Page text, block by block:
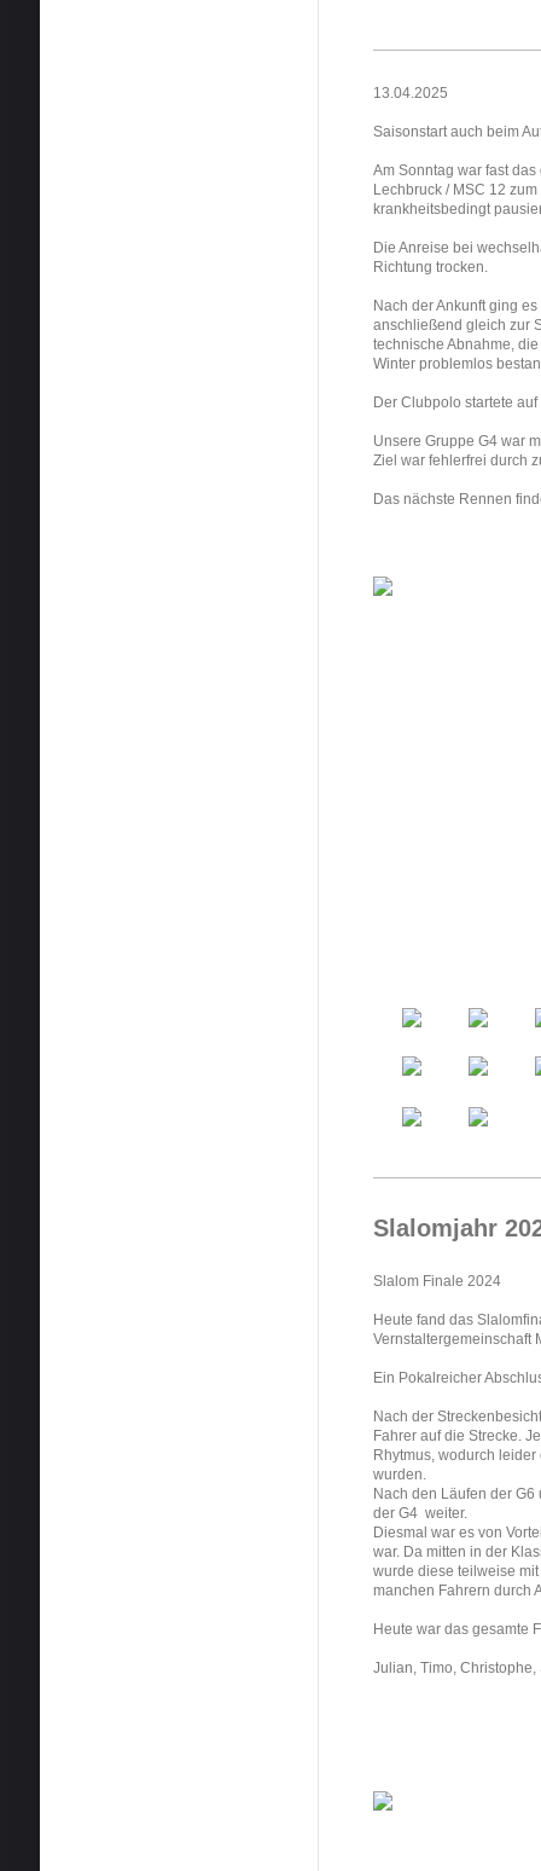
13.04.2025
Saisonstart auch beim
Am Sonntag war fast
Lechbruck / MSC 12
krankheitsbedingt
Die Anreise bei
Richtung trocken.
Nach der Ankunft ging
anschließend gleich zur
technische Abnahme,
Winter problemlos
Der Clubpolo startete
Unsere Gruppe G4 war
Ziel war fehlerfrei durch
Das nächste Rennen
Slalomjahr
Slalom Finale 2024
Heute fand das
Vernstaltergemeinschaft
Ein Pokalreicher
Nach der
Fahrer auf die Strecke.
Rhytmus, wodurch
wurden.
Nach den Läufen der
der G4 weiter.
Diesmal war es von
war. Da mitten in der
wurde diese teilweise
manchen Fahrern durch
Heute war das gesamte
Julian, Timo,